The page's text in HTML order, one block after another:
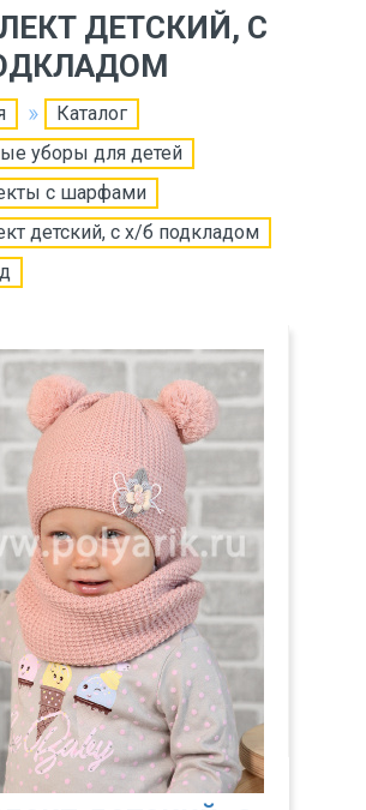
ДЕТСКИЙ, С
Каталог
уборы для детей
с шарфами
детский, с х/б подкладом